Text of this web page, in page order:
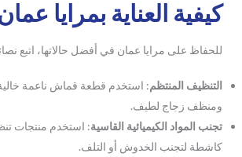
كيفية العناية بمرايا
للحفاظ على مرايا عمان في أفضل حالاتها، اتبع
التنظيف المنتظم: استخدم قطعة قماش ناعمة
ومنظف زجاج لطيف.
تجنب المواد الكيميائية القاسية: استخدم منتجات
كاشطة لتجنب الخدوش أو التلف.